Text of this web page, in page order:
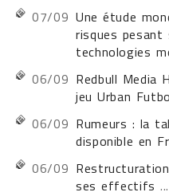
07/09 Une étude
risques pesant
technologies
06/09 Redbull Media
jeu Urban
06/09 Rumeurs : la
disponible en
06/09
ses effectifs ...